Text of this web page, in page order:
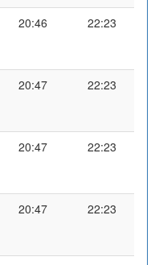
20:46 22:23
20:47 22:23
20:47 22:23
20:47 22:23